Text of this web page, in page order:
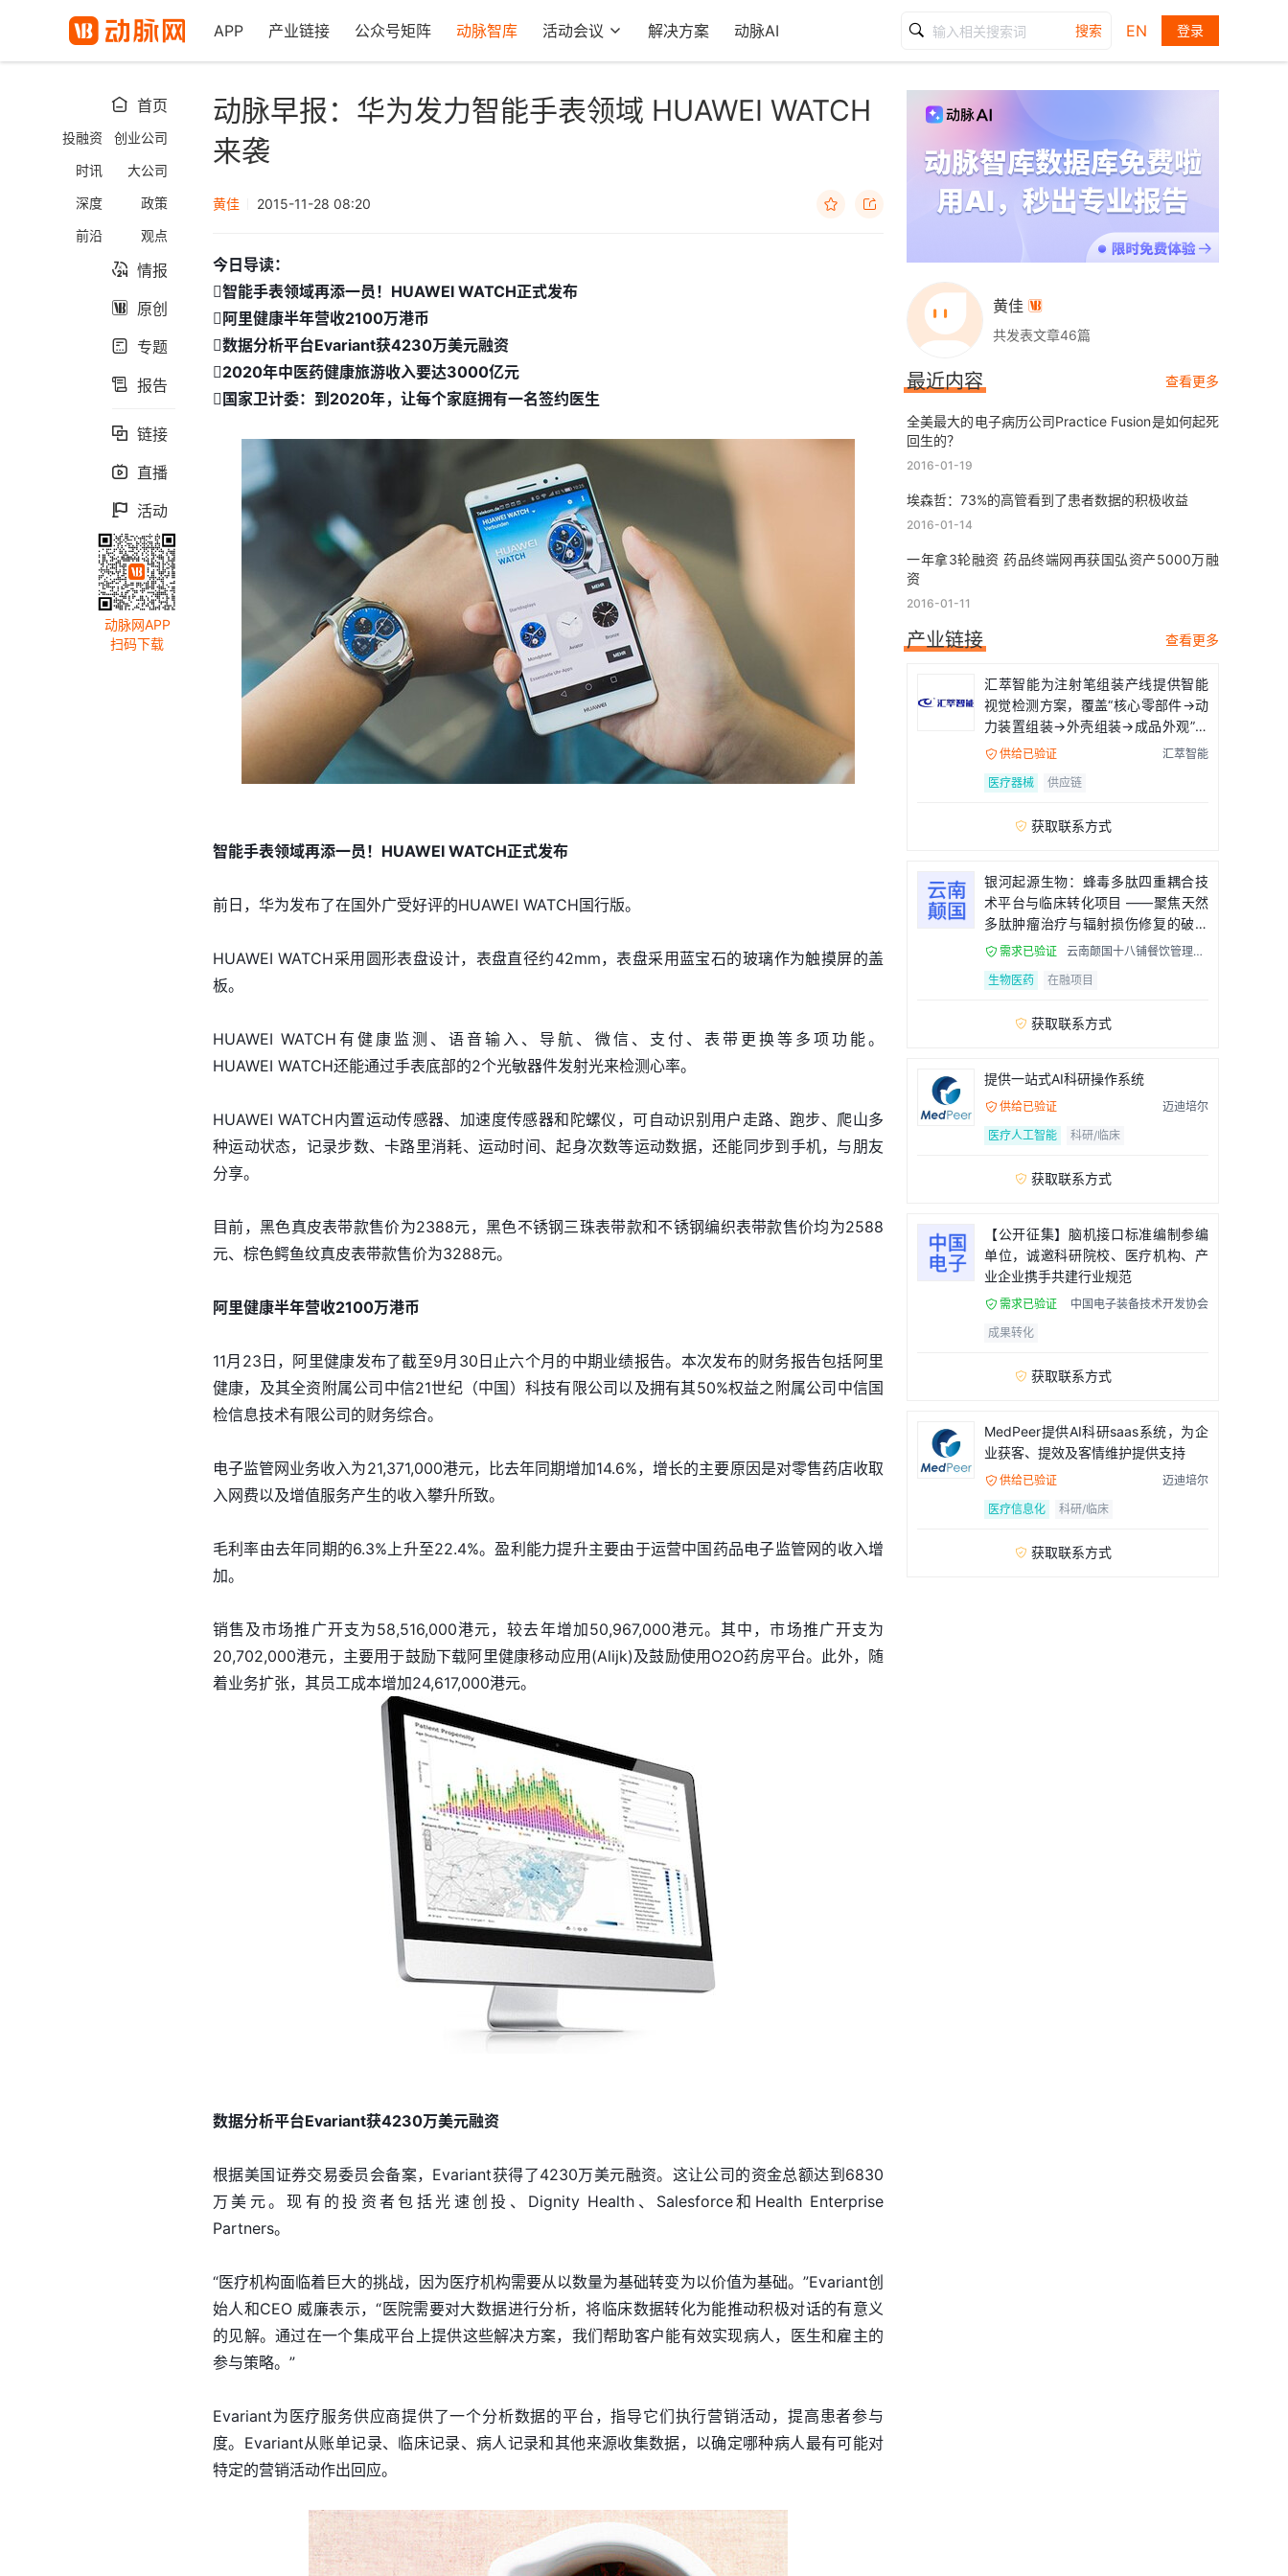
APP 产业链接 公众号矩阵 动脉智库 活动会议 解决方案 动脉AI 搜索 EN 登录
 首页
投融资
创业公司
时讯
大公司
深度
政策
前沿
观点
 情报
 原创
 专题
 报告
 链接
 直播
 活动
动脉网APP
扫码下载
动脉早报：华为发力智能手表领域 HUAWEI WATCH
来袭
黄佳 2015-11-28 08:20  
今日导读：
智能手表领域再添一员！HUAWEI WATCH正式发布
阿里健康半年营收2100万港币
数据分析平台Evariant获4230万美元融资
2020年中医药健康旅游收入要达3000亿元
国家卫计委：到2020年，让每个家庭拥有一名签约医生
智能手表领域再添一员！HUAWEI WATCH正式发布
前日，华为发布了在国外广受好评的HUAWEI WATCH国行版。
HUAWEI WATCH采用圆形表盘设计，表盘直径约42mm，表盘采用蓝宝石的玻璃作为触摸屏的盖
板。
HUAWEI WATCH有健康监测、语音输入、导航、微信、支付、表带更换等多项功能。
HUAWEI WATCH还能通过手表底部的2个光敏器件发射光来检测心率。
HUAWEI WATCH内置运动传感器、加速度传感器和陀螺仪，可自动识别用户走路、跑步、爬山多
种运动状态，记录步数、卡路里消耗、运动时间、起身次数等运动数据，还能同步到手机，与朋友
分享。
目前，黑色真皮表带款售价为2388元，黑色不锈钢三珠表带款和不锈钢编织表带款售价均为2588
元、棕色鳄鱼纹真皮表带款售价为3288元。
阿里健康半年营收2100万港币
11月23日，阿里健康发布了截至9月30日止六个月的中期业绩报告。本次发布的财务报告包括阿里
健康，及其全资附属公司中信21世纪（中国）科技有限公司以及拥有其50%权益之附属公司中信国
检信息技术有限公司的财务综合。
电子监管网业务收入为21,371,000港元，比去年同期增加14.6%，增长的主要原因是对零售药店收取
入网费以及增值服务产生的收入攀升所致。
毛利率由去年同期的6.3%上升至22.4%。盈利能力提升主要由于运营中国药品电子监管网的收入增
加。
销售及市场推广开支为58,516,000港元，较去年增加50,967,000港元。其中，市场推广开支为
20,702,000港元，主要用于鼓励下载阿里健康移动应用(Alijk)及鼓励使用O2O药房平台。此外，随
着业务扩张，其员工成本增加24,617,000港元。
数据分析平台Evariant获4230万美元融资
根据美国证券交易委员会备案，Evariant获得了4230万美元融资。这让公司的资金总额达到6830
万美元。现有的投资者包括光速创投、Dignity Health、Salesforce和Health Enterprise
Partners。
“医疗机构面临着巨大的挑战，因为医疗机构需要从以数量为基础转变为以价值为基础。”Evariant创
始人和CEO 威廉表示，“医院需要对大数据进行分析，将临床数据转化为能推动积极对话的有意义
的见解。通过在一个集成平台上提供这些解决方案，我们帮助客户能有效实现病人，医生和雇主的
参与策略。”
Evariant为医疗服务供应商提供了一个分析数据的平台，指导它们执行营销活动，提高患者参与
度。Evariant从账单记录、临床记录、病人记录和其他来源收集数据，以确定哪种病人最有可能对
特定的营销活动作出回应。
黄佳 
共发表文章46篇
最近内容 查看更多
全美最大的电子病历公司Practice Fusion是如何起死
回生的？
2016-01-19
埃森哲：73%的高管看到了患者数据的积极收益
2016-01-14
一年拿3轮融资 药品终端网再获国弘资产5000万融
资
2016-01-11
产业链接 查看更多
汇萃智能为注射笔组装产线提供智能
视觉检测方案，覆盖“核心零部件→动
力装置组装→外壳组装→成品外观”全
流程
 供给已验证
汇萃智能
医疗器械
供应链
 获取联系方式
银河起源生物：蜂毒多肽四重耦合技
术平台与临床转化项目 ——聚焦天然
多肽肿瘤治疗与辐射损伤修复的破局
者
 需求已验证
云南颠国十八铺餐饮管理有
生物医药
在融项目
 获取联系方式
提供一站式AI科研操作系统
 供给已验证
迈迪培尔
医疗人工智能
科研/临床
 获取联系方式
【公开征集】脑机接口标准编制参编
单位，诚邀科研院校、医疗机构、产
业企业携手共建行业规范
 需求已验证
中国电子装备技术开发协会
成果转化
 获取联系方式
MedPeer提供AI科研saas系统，为企
业获客、提效及客情维护提供支持
 供给已验证
迈迪培尔
医疗信息化
科研/临床
 获取联系方式